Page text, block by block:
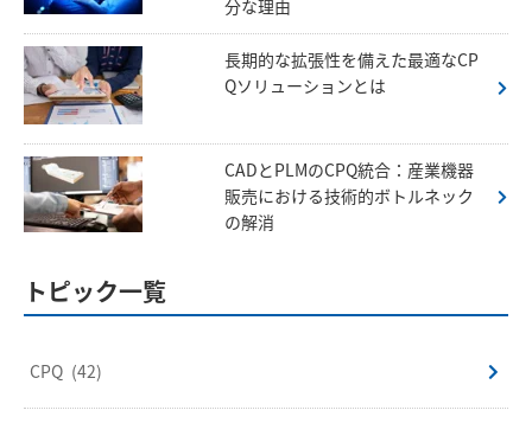
分な理由
長期的な拡張性を備えた最適なCP
Qソリューションとは
CADとPLMのCPQ統合：産業機器
販売における技術的ボトルネック
の解消
トピック一覧
CPQ (42)